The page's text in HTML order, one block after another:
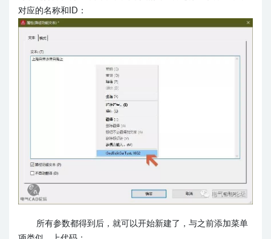
对应的名称和ID：
所有参数都得到后，就可以开始新建了，与之前添加菜单